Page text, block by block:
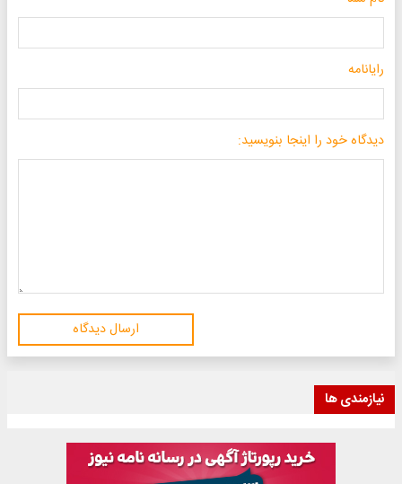
رایانامه
دیدگاه خود را اینجا بنویسید:
ارسال دیدگاه
نیازمندی ها